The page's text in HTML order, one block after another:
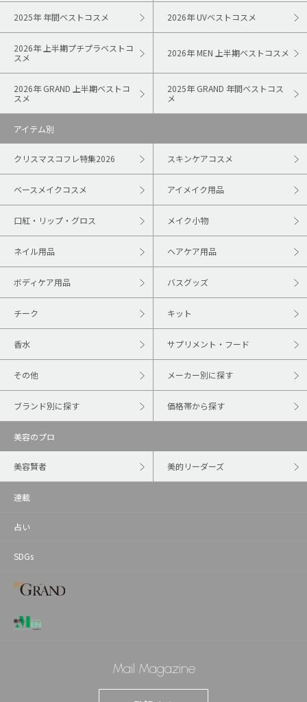
2025年 年間ベストコスメ 2026年 UVベストコスメ
2026年 上半期プチプラベストコ
スメ
2026年 MEN 上半期ベストコスメ
2026年 GRAND 上半期ベストコ
スメ
2025年 GRAND 年間ベストコス
メ
アイテム別
クリスマスコフレ特集2026 スキンケアコスメ
ベースメイクコスメ アイメイク用品
口紅・リップ・グロス メイク小物
ネイル用品 ヘアケア用品
ボディケア用品 バスグッズ
チーク キット
香水 サプリメント・フード
その他 メーカー別に探す
ブランド別に探す 価格帯から探す
美容のプロ
美容賢者 美的リーダーズ
連載
占い
SDGs
Mail Magazine